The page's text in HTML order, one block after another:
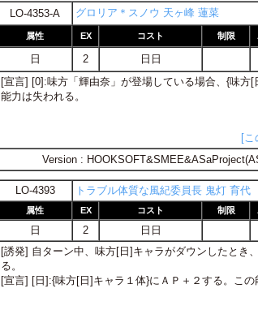
LO-4353-A グロリア＊スノウ 天ヶ峰 蓮菜
属性 EX コスト 制限
日 2 日日
[宣言] [0]:味方「輝由奈」が登場している場合、{味方
能力は失われる。
[こ
Version :
LO-4393 トラブル体質な風紀委員長 鬼灯 育代
属性 EX コスト 制限
日 2 日日
[誘発] 自ターン中、味方[日]キャラがダウンしたとき
る。
[宣言] [日]:{味方[日]キャラ１体}にＡＰ＋２する。この